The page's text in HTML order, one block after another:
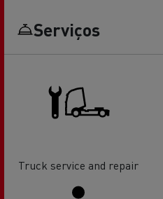
Serviços
Truck service and repair